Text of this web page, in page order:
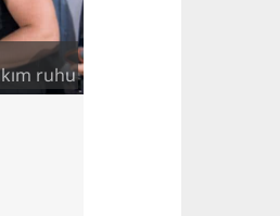
ruhu